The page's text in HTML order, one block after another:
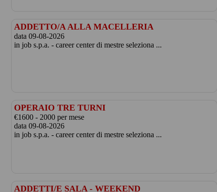
ADDETTO/A ALLA MACELLERIA
data 09-08-2026
in job s.p.a. - career center di mestre seleziona ...
OPERAIO TRE TURNI
€1600 - 2000 per mese
data 09-08-2026
in job s.p.a. - career center di mestre seleziona ...
ADDETTI/E SALA - WEEKEND